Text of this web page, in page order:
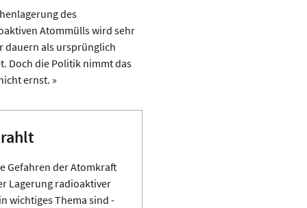
des
Atommülls wird sehr
dauern als ursprünglich
Doch die Politik nimmt das
ernst. »
Gefahren der Atomkraft
Lagerung radioaktiver
wichtiges Thema sind -